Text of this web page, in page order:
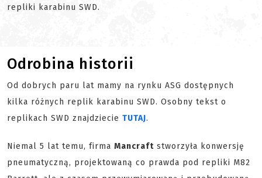
repliki karabinu SWD.
Odrobina historii
Od dobrych paru lat mamy na rynku ASG dostępnych
kilka różnych replik karabinu SWD. Osobny tekst o
replikach SWD znajdziecie TUTAJ.
Niemal 5 lat temu, firma Mancraft stworzyła konwersję
pneumatyczną, projektowaną co prawda pod repliki M82